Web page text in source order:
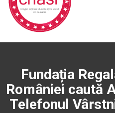
Fundația
României caută
Telefonul